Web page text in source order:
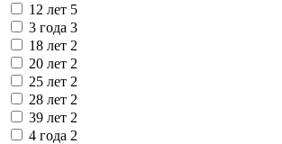
12 лет 5
3 года 3
18 лет 2
20 лет 2
25 лет 2
28 лет 2
39 лет 2
4 года 2